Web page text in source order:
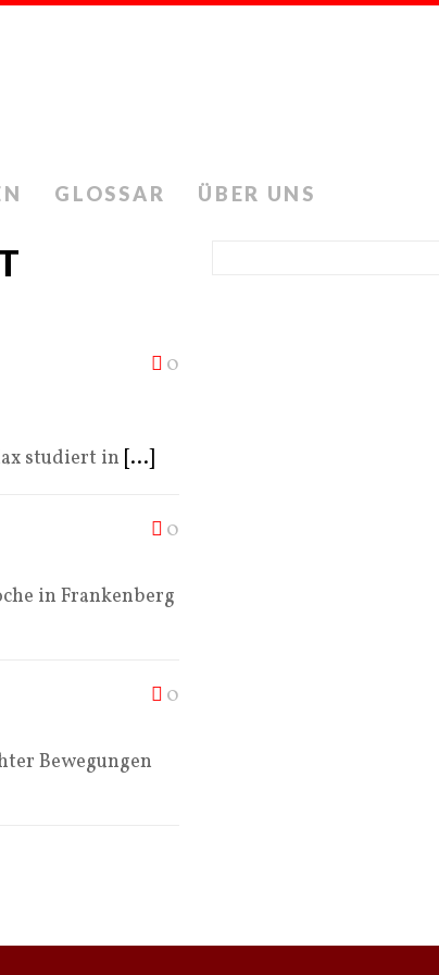
GLOSSAR ÜBER UNS
0
studiert in [...]
0
in Frankenberg
0
Bewegungen